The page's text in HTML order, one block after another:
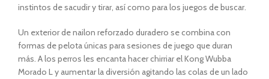
instintos de sacudir y tirar, así como para los juegos de buscar.
Un exterior de nailon reforzado duradero se combina con
formas de pelota únicas para sesiones de juego que duran
más. A los perros les encanta hacer chirriar el Kong Wubba
Morado L y aumentar la diversión agitando las colas de un lado